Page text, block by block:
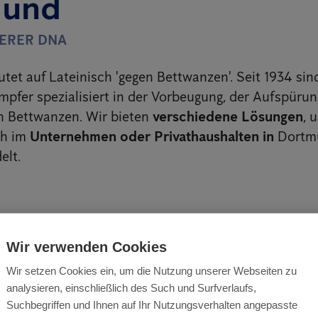
DNA
auf Lateinisch 'gegen Bettwanzen'. Seit 1934
spezialisiert in der Vorbeugung, der
Bettwanzen. Wir bieten verschiedene Lösungen,
im Unternehmen oder Privathaushalten in
Plan für eine erfolgreiche
um Bettwanzen zu bekämpfen, sind auf die
Wir verwenden Cookies
Wir setzen Cookies ein, um die Nutzung unserer Webseiten zu
analysieren, einschließlich des Such und Surfverlaufs,
Suchbegriffen und Ihnen auf Ihr Nutzungsverhalten angepasste